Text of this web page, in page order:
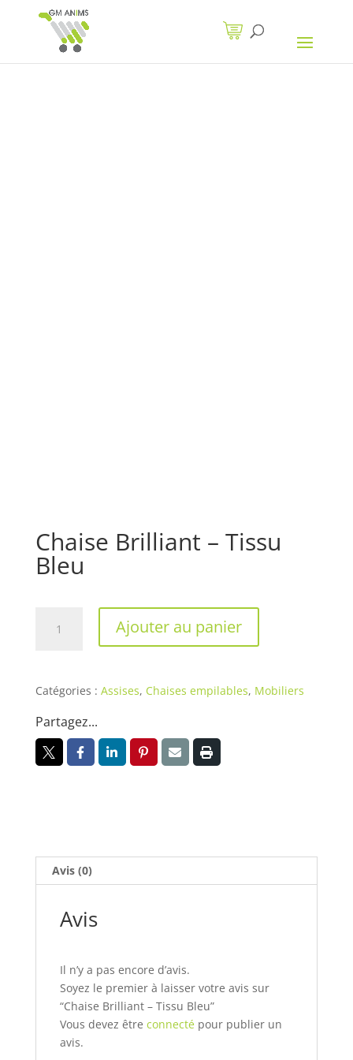
Chaise Brilliant – Tissu
Bleu
-
Bleu
Ajouter au panier
Catégories : Assises, Chaises empilables, Mobiliers
Partagez...
Avis (0)
Avis
Il n’y a pas encore d’avis.
Soyez le premier à laisser votre avis sur
“Chaise Brilliant – Tissu Bleu”
Vous devez être connectépour publier un
avis.